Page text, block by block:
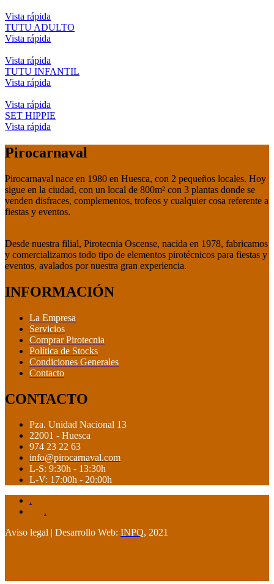
Vista rápida
TUTU ADULTO
Vista rápida
Vista rápida
TUTU INFANTIL
Vista rápida
Vista rápida
SET HIPPIE
Vista rápida
Pirocarnaval
Pirocarnaval nace en 1980 en Huesca, con 2 pequeños locales. Hoy
sigue en la ciudad, con un local de 800m² con 3 plantas donde se
venden disfraces, complementos, trofeos y cualquier cosa referente a
fiestas y eventos.
Desde nuestra filial, Pirotecnia Oscense, nacida en 1978, fabricamos
y comercializamos todo tipo de elementos pirotécnicos para fiestas y
eventos, avalados por nuestra gran experiencia.
INFORMACIÓN
La Empresa
Servicios
Comprar Pirotecnia
Política de Stocks
Condiciones Generales
Contacto
CONTACTO
Pza. Unidad Nacional 13
22001 - Huesca
974 23 22 63
info@pirocarnaval.com
L-S: 9:30h - 13:30h
L-V: 17:00h - 20:00h
.
.
Aviso legal | Desarrollo Web: INPQ, 2021